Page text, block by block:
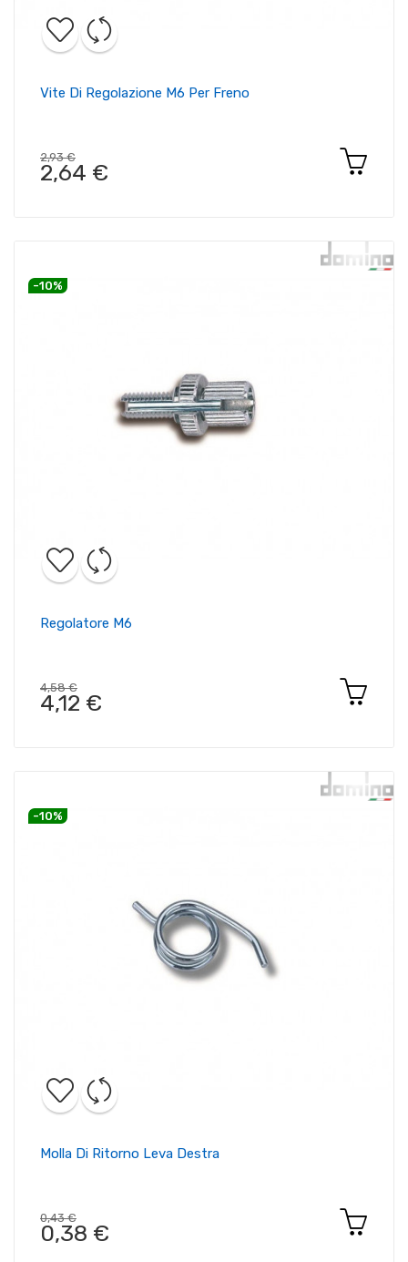
Vite Di Regolazione M6 Per Freno
2,93 €
2,64 €
-10%
Regolatore M6
4,58 €
4,12 €
-10%
Molla Di Ritorno Leva Destra
0,43 €
0,38 €